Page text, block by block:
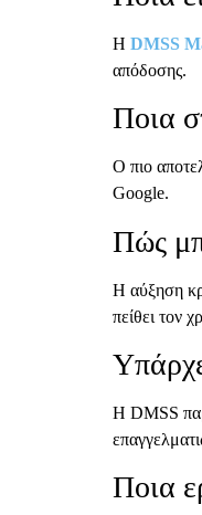
Η DMSS
απόδοσης.
Ποια
Ο πιο
Google.
Πώς
Η αύξηση
πείθει τον
Η DMSS
Ποια